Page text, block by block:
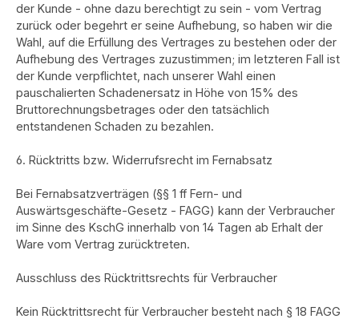
der Kunde - ohne dazu berechtigt zu sein - vom Vertrag
zurück oder begehrt er seine Aufhebung, so haben wir die
Wahl, auf die Erfüllung des Vertrages zu bestehen oder der
Aufhebung des Vertrages zuzustimmen; im letzteren Fall ist
der Kunde verpflichtet, nach unserer Wahl einen
pauschalierten Schadenersatz in Höhe von 15% des
Bruttorechnungsbetrages oder den tatsächlich
entstandenen Schaden zu bezahlen.
6. Rücktritts bzw. Widerrufsrecht im Fernabsatz
Bei Fernabsatzverträgen (§§ 1 ff Fern- und
Auswärtsgeschäfte-Gesetz - FAGG) kann der Verbraucher
im Sinne des KschG innerhalb von 14 Tagen ab Erhalt der
Ware vom Vertrag zurücktreten.
Ausschluss des Rücktrittsrechts für Verbraucher
Kein Rücktrittsrecht für Verbraucher besteht nach § 18 FAGG